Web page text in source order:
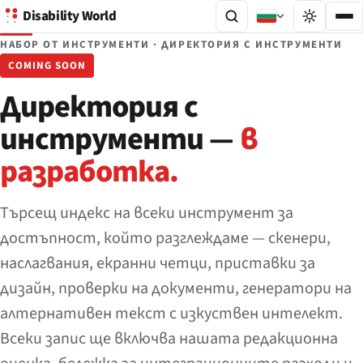
Disability World
НАБОР ОТ ИНСТРУМЕНТИ · ДИРЕКТОРИЯ С ИНСТРУМЕНТИ
COMING SOON
Директория с
инструменти — в
разработка.
Търсещ индекс на всеки инструмент за
достъпност, който разглеждаме — скенери,
наслагвания, екранни четци, приставки за
дизайн, проверки на документи, генератори на
алтернативен текст с изкуствен интелект.
Всеки запис ще включва нашата редакционна